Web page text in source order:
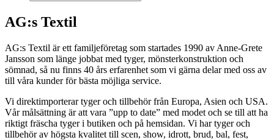
AG:s Textil
AG:s Textil är ett familjeföretag som startades 1990 av Anne-Grete
Jansson som länge jobbat med tyger, mönsterkonstruktion och
sömnad, så nu finns 40 års erfarenhet som vi gärna delar med oss av
till våra kunder för bästa möjliga service.
Vi direktimporterar tyger och tillbehör från Europa, Asien och USA.
Vår målsättning är att vara ”upp to date” med modet och se till att ha
riktigt fräscha tyger i butiken och på hemsidan. Vi har tyger och
tillbehör av högsta kvalitet till scen, show, idrott, brud, bal, fest,